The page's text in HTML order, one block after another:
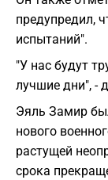
предупредил,
испытаний".
"У нас будут
лучшие дни", -
Эяль Замир
нового
растущей
срока